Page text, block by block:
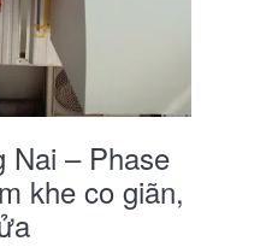
Nai – Phase
khe co giãn,